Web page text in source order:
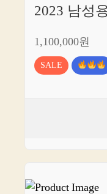
2023 남성
1,100,000원
SALE